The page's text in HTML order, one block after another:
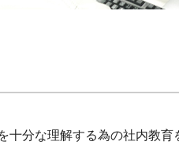
分な理解する為の社内教育